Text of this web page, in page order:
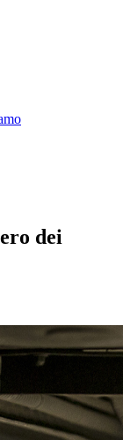
dei